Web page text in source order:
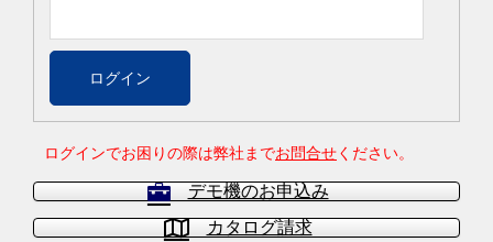
ログインでお困りの際は弊社までお問合せください。
デモ機のお申込み
カタログ請求